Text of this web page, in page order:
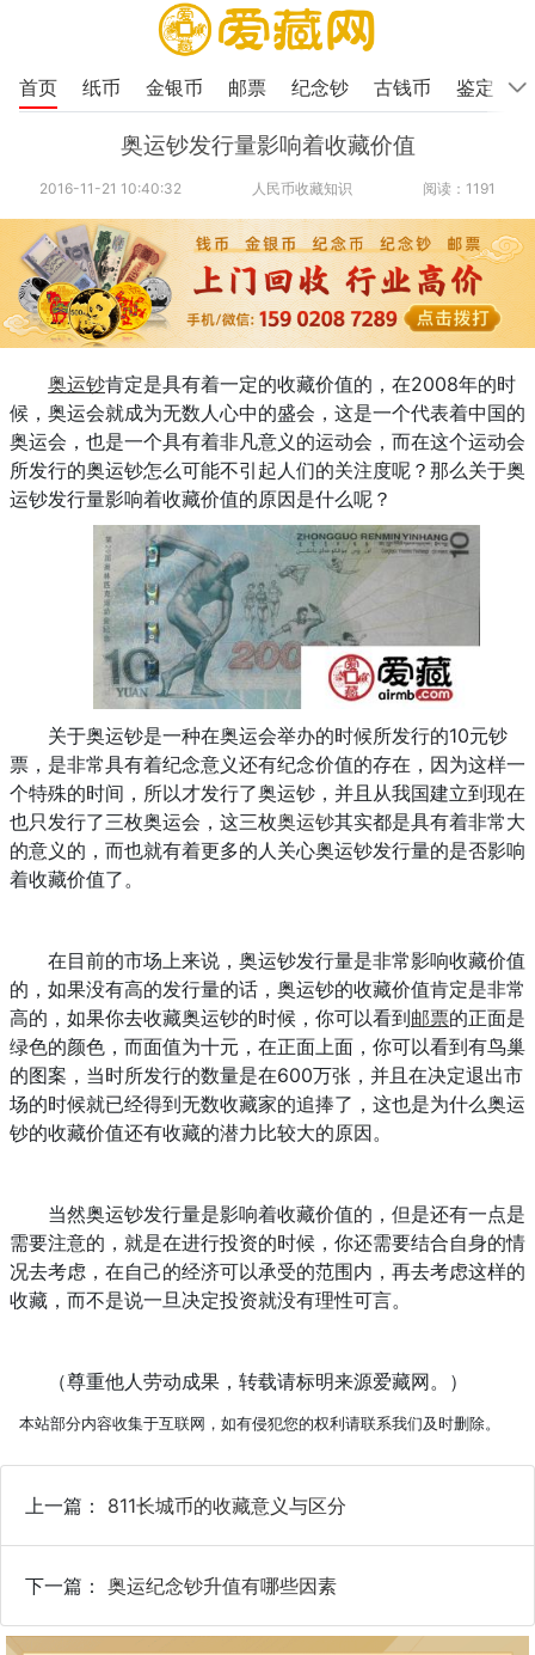
首页 纸币 金银币 邮票 纪念钞 古钱币 鉴定
奥运钞发行量影响着收藏价值
2016-11-21 10:40:32 人民币收藏知识 阅读：1191
奥运钞肯定是具有着一定的收藏价值的，在2008年的时
候，奥运会就成为无数人心中的盛会，这是一个代表着中国的
奥运会，也是一个具有着非凡意义的运动会，而在这个运动会
所发行的奥运钞怎么可能不引起人们的关注度呢？那么关于奥
运钞发行量影响着收藏价值的原因是什么呢？
关于奥运钞是一种在奥运会举办的时候所发行的10元钞
票，是非常具有着纪念意义还有纪念价值的存在，因为这样一
个特殊的时间，所以才发行了奥运钞，并且从我国建立到现在
也只发行了三枚奥运会，这三枚奥运钞其实都是具有着非常大
的意义的，而也就有着更多的人关心奥运钞发行量的是否影响
着收藏价值了。
在目前的市场上来说，奥运钞发行量是非常影响收藏价值
的，如果没有高的发行量的话，奥运钞的收藏价值肯定是非常
高的，如果你去收藏奥运钞的时候，你可以看到邮票的正面是
绿色的颜色，而面值为十元，在正面上面，你可以看到有鸟巢
的图案，当时所发行的数量是在600万张，并且在决定退出市
场的时候就已经得到无数收藏家的追捧了，这也是为什么奥运
钞的收藏价值还有收藏的潜力比较大的原因。
当然奥运钞发行量是影响着收藏价值的，但是还有一点是
需要注意的，就是在进行投资的时候，你还需要结合自身的情
况去考虑，在自己的经济可以承受的范围内，再去考虑这样的
收藏，而不是说一旦决定投资就没有理性可言。
（尊重他人劳动成果，转载请标明来源爱藏网。）
本站部分内容收集于互联网，如有侵犯您的权利请联系我们及时删除。
上一篇： 811长城币的收藏意义与区分
下一篇： 奥运纪念钞升值有哪些因素